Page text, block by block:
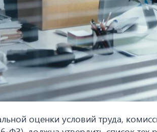
оценки условий труда,